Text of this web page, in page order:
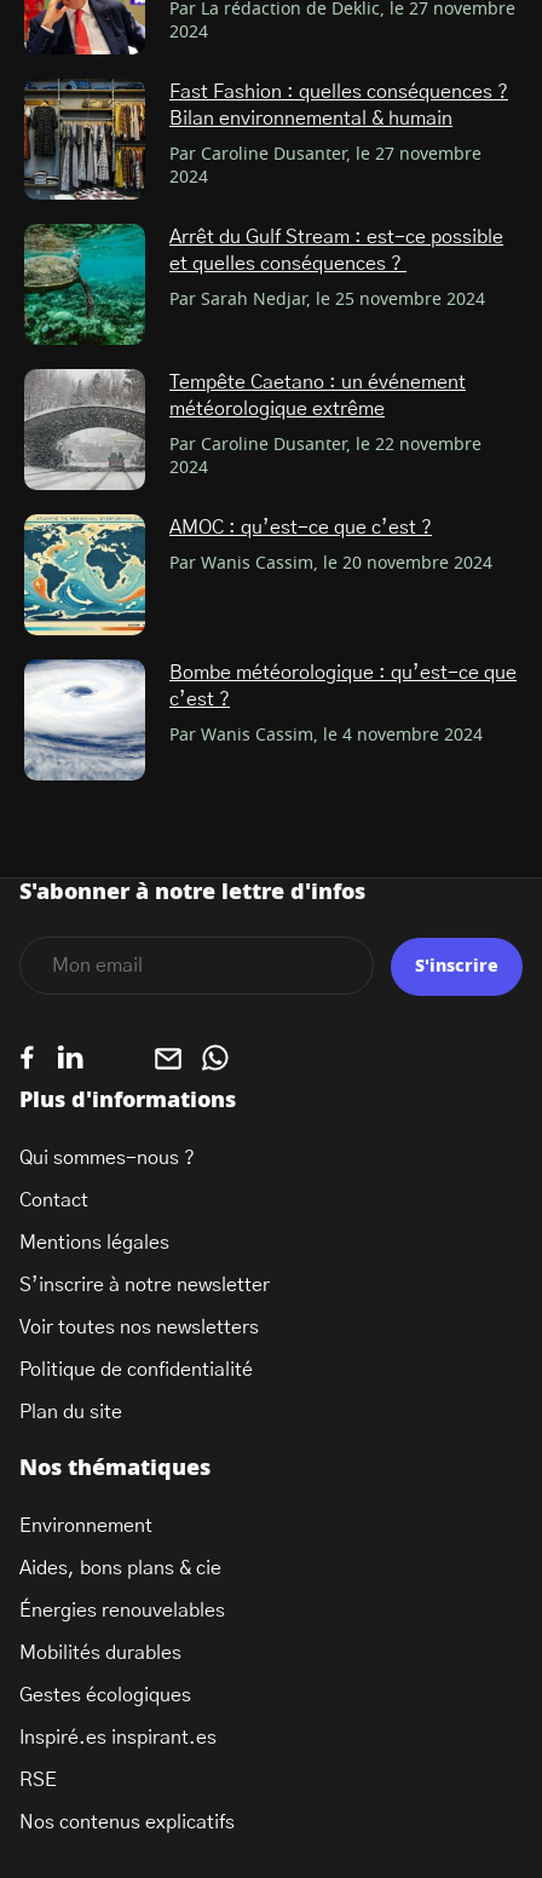
Par La rédaction de Deklic, le 27 novembre
2024
Fast Fashion : quelles conséquences ?
Bilan environnemental & humain
Par Caroline Dusanter, le 27 novembre
2024
Arrêt du Gulf Stream : est-ce possible
et quelles conséquences ?
Par Sarah Nedjar, le 25 novembre 2024
Tempête Caetano : un événement
météorologique extrême
Par Caroline Dusanter, le 22 novembre
2024
AMOC : qu’est-ce que c’est ?
Par Wanis Cassim, le 20 novembre 2024
Bombe météorologique : qu’est-ce que
c’est ?
Par Wanis Cassim, le 4 novembre 2024
Nos thématiques
Environnement
Aides, bons plans & cie
Énergies renouvelables
Mobilités durables
Gestes écologiques
Inspiré.es inspirant.es
RSE
Nos contenus explicatifs
Plus d'informations
Qui sommes-nous ?
Contact
Mentions légales
S’inscrire à notre newsletter
Voir toutes nos newsletters
Politique de confidentialité
Plan du site
S'abonner à notre lettre d'infos
S'inscrire